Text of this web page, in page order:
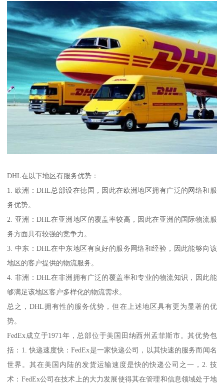
DHL在以下地区有服务优势：
1. 欧洲：DHL总部设在德国，因此在欧洲地区拥有广泛的网络和服
务优势。
2. 亚洲：DHL在亚洲地区的覆盖率较高，因此在亚洲的国际物流服
务方面具有较强的竞争力。
3. 中东：DHL在中东地区有良好的服务网络和经验，因此能够向该
地区的客户提供的物流服务。
4. 非洲：DHL在非洲拥有广泛的覆盖率和专业的物流知识，因此能
够满足该地区客户多样化的物流需求。
总之，DHL拥有性的服务优势，但在上述地区具有更为显著的优
势。
FedEx成立于1971年，总部位于美国田纳西州孟菲斯市。其优势包
括：1. 快递速度快：FedEx是一家快递公司，以其快速的服务而闻名
世界。其在美国内陆的发货运输速度是快的快递公司之一，2. 技
术：FedEx公司在技术上的大力发展使得其在管理和信息领域处于地